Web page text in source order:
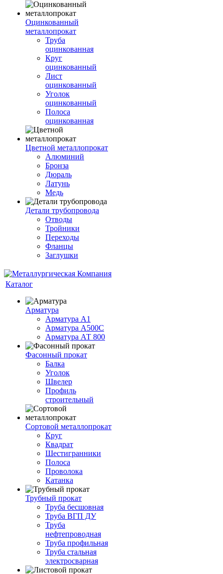
Оцинкованный
металлопрокат
Труба
оцинкованная
Круг
оцинкованный
Лист
оцинкованный
Уголок
оцинкованный
Полоса
оцинкованная
Цветной металлопрокат
Алюминий
Бронза
Дюраль
Латунь
Медь
Детали трубопровода
Отводы
Тройники
Переходы
Фланцы
Заглушки
Каталог
Арматура
Арматура А1
Арматура А500С
Арматура АТ 800
Фасонный прокат
Балка
Уголок
Швелер
Профиль
строительный
Сортовой металлопрокат
Круг
Квадрат
Шестигранники
Полоса
Проволока
Катанка
Трубный прокат
Труба бесшовная
Труба ВГП ДУ
Труба
нефтепроводная
Труба профильная
Труба стальная
электросварная